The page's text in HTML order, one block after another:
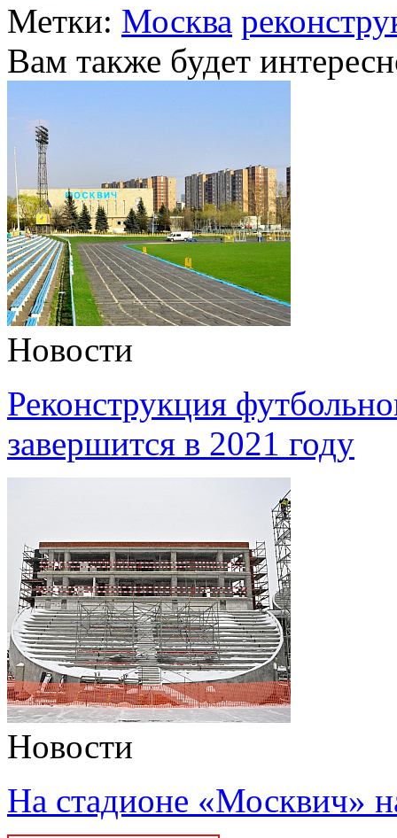
Метки: Москва
Вам также будет
Новости
Реконструкция
завершится в 2021 году
Новости
На стадионе «Москвич»